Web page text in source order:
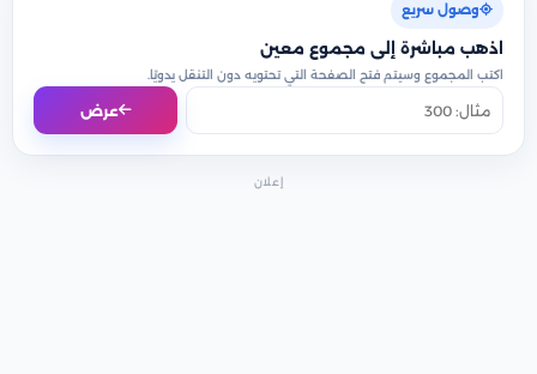
وصول سريع
اذهب مباشرة إلى مجموع معين
اكتب المجموع وسيتم فتح الصفحة التي تحتويه دون التنقل يدويًا.
عرض
إعلان